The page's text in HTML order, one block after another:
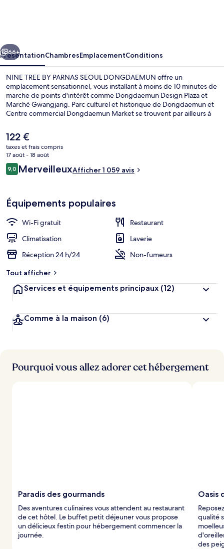
SEOUL
DONGDAEMUN
Suivant
66+
PrésentationChambresEmplacementConditions
NINE TREE BY PARNAS SEOUL DONGDAEMUN offre un
emplacement sensationnel, vous installant à moins de 10 minutes de
marche de points d'intérêt comme Dongdaemun Design Plaza et
Marché Gwangjang. Parc culturel et historique de Dongdaemun et
Centre commercial Dongdaemun Market se trouvent par ailleurs à
d'éloges en ce qui concerne le personnel attentionné et la
présentation générale. L'hébergement se situe à une très courte
distance à pied des transports publics : Station Dongdaemun
History and Culture Park se trouve à 5 min et Station Euljiro 4-ga, à 5
min.
Le
prix
actuel
est
de
122 €
taxes et frais compris
17 août - 18 août
Avis
voyageurs
9,09,0 sur 10
MerveilleuxAfficher 1 059 avis
Équipements populaires
Wi-Fi gratuit
Restaurant
Climatisation
Laverie
Réception 24 h/24
Non-fumeurs
Tout afficher
Services et équipements principaux (12)
Comme à la maison (6)
Pourquoi vous allez adorer cet hébergement
Paradis des gourmands
Des aventures culinaires vous attendent au restaurant
de cet hôtel. Le buffet petit déjeuner vous propose
un délicieux festin pour hébergement commencer la
journée.
Oasis
qualité
des